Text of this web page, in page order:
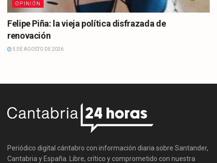
OPINIÓN
Felipe Piña: la vieja política disfrazada de
renovación
5 DE AGOSTO DE 2026
Periódico digital cántabro con información diaria sobre Santander,
Cantabria y España. Libre, crítico y comprometido con nuestra